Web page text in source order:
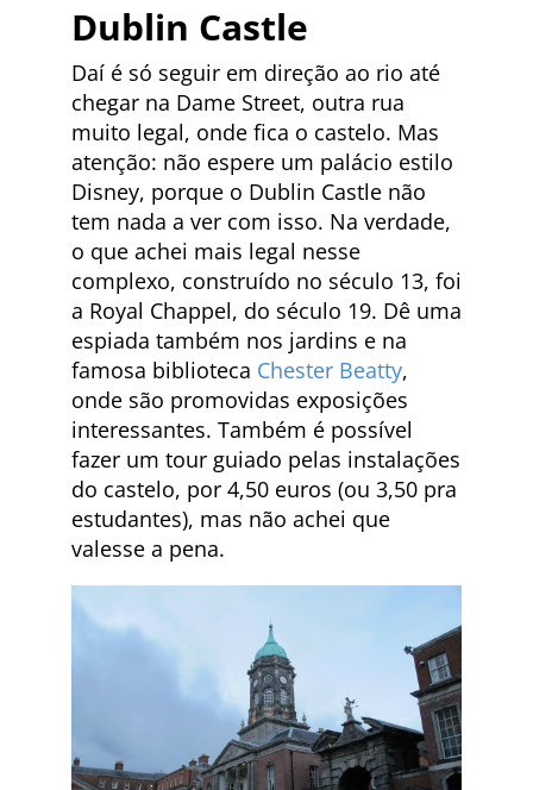
Dublin Castle
Daí é só seguir em direção ao rio até
chegar na Dame Street, outra rua
muito legal, onde fica o castelo. Mas
atenção: não espere um palácio estilo
Disney, porque o Dublin Castle não
tem nada a ver com isso. Na verdade,
o que achei mais legal nesse
complexo, construído no século 13, foi
a Royal Chappel, do século 19. Dê uma
espiada também nos jardins e na
famosa biblioteca Chester Beatty,
onde são promovidas exposições
interessantes. Também é possível
fazer um tour guiado pelas instalações
do castelo, por 4,50 euros (ou 3,50 pra
estudantes), mas não achei que
valesse a pena.